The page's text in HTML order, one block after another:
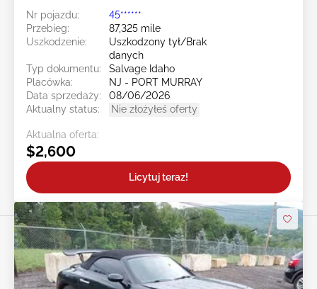
Nr pojazdu:
45******
Przebieg:
87,325 mile
Uszkodzenie:
Uszkodzony tył/Brak
danych
Typ dokumentu:
Salvage Idaho
Placówka:
NJ - PORT MURRAY
Data sprzedaży:
08/06/2026
Aktualny status:
Nie złożyłeś oferty
Aktualna oferta:
$2,600
Licytuj teraz!